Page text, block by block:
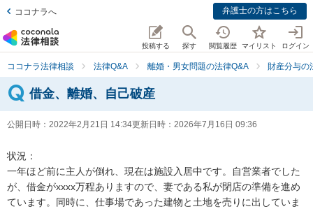
ココナラへ 弁護士の方はこちら
投稿する 探す 閲覧履歴 マイリスト ログイン
ココナラ法律相談 法律Q&A 離婚・男女問題の法律Q&A 財産分与の
借金、離婚、自己破産
公開日時： 2022年2月21日 14:34更新日時： 2026年7月16日 09:36
状況：
一年ほど前に主人が倒れ、現在は施設入居中です。自営業者でした
が、借金がxxxx万程ありますので、妻である私が閉店の準備を進め
ています。同時に、仕事場であった建物と土地を売りに出していま